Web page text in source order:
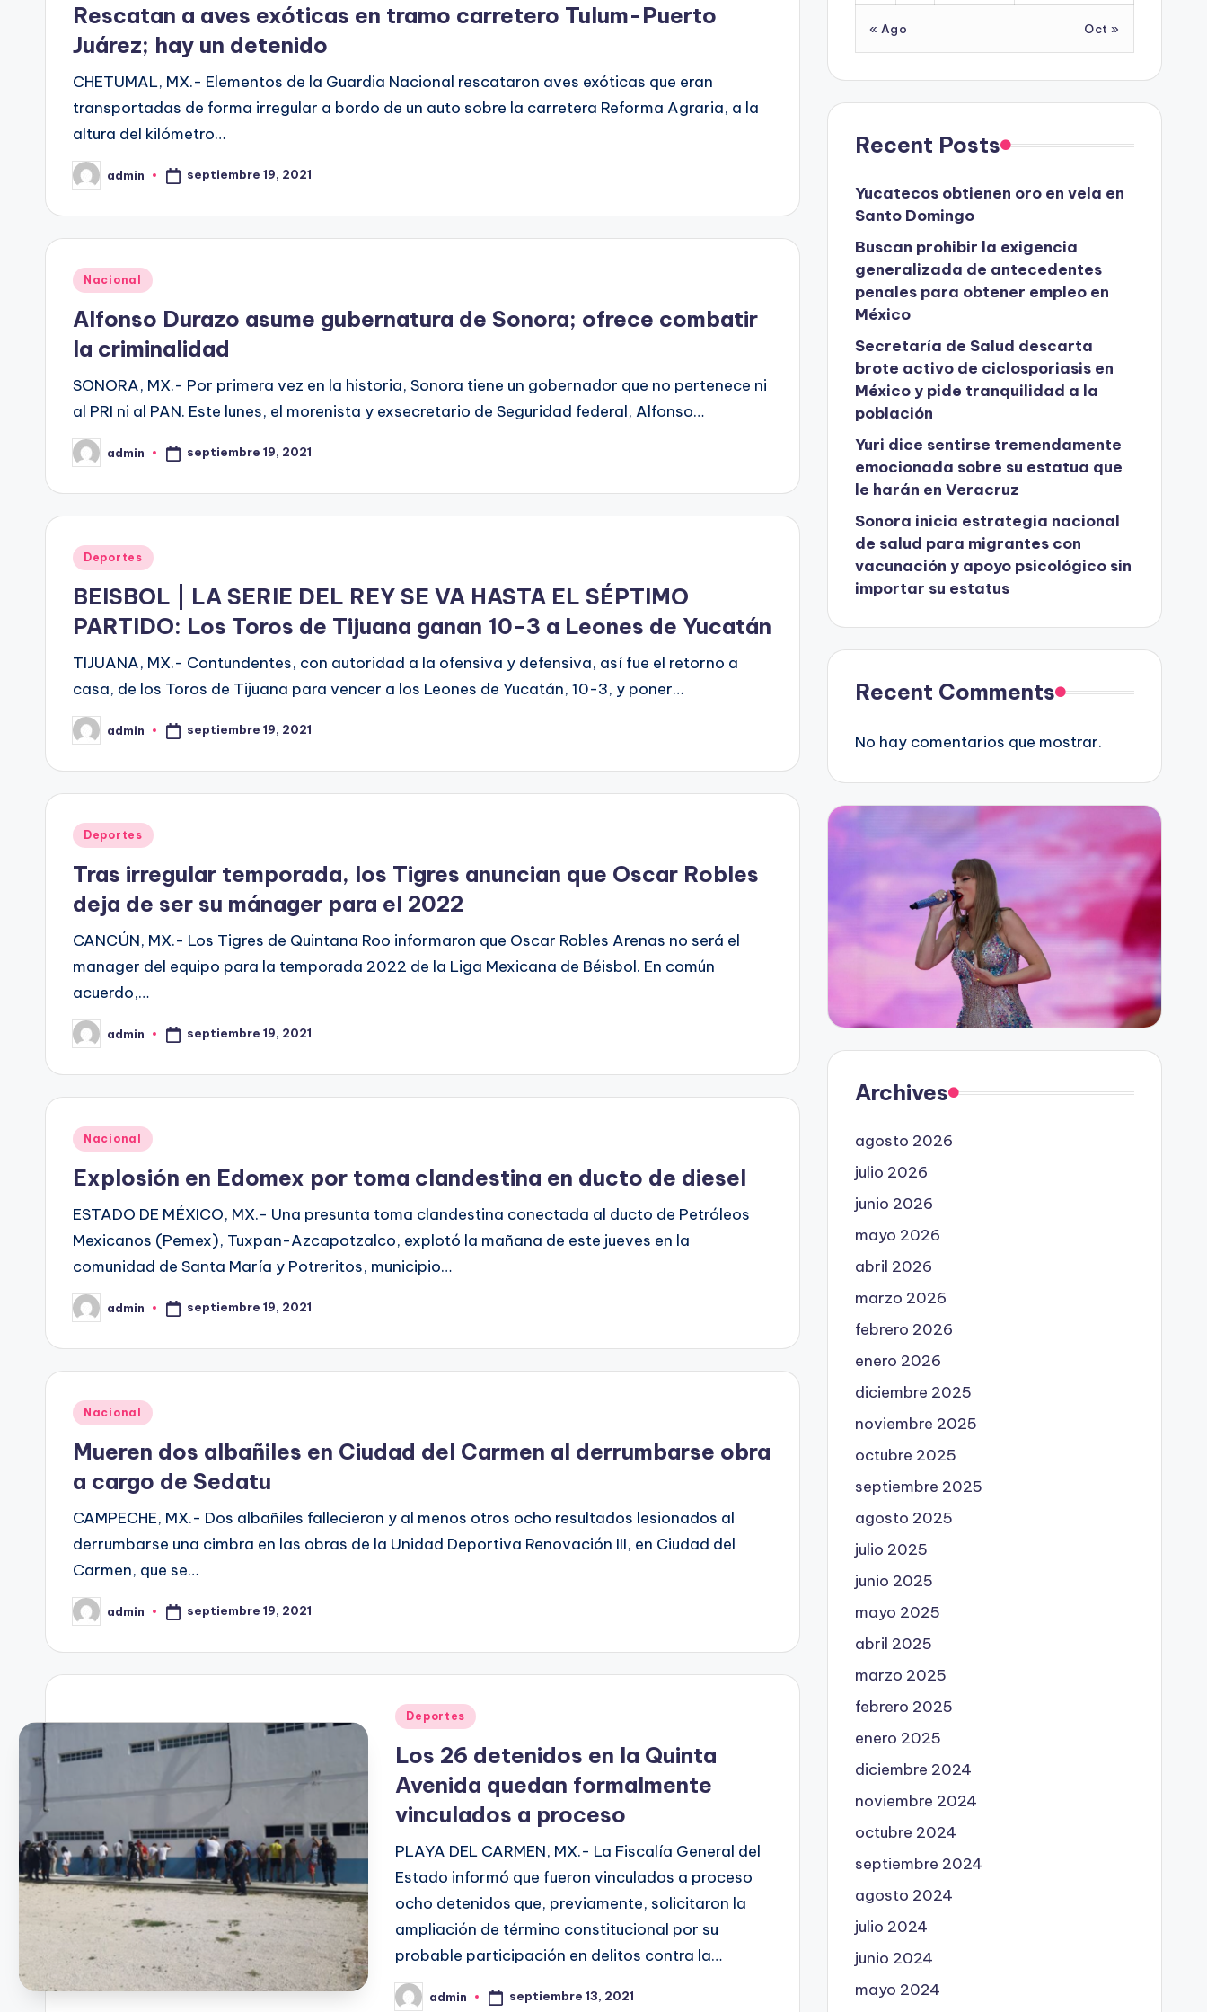
Rescatan a aves exóticas en tramo carretero Tulum-Puerto
Juárez; hay un detenido
CHETUMAL, MX.- Elementos de la Guardia Nacional rescataron aves exóticas que eran
transportadas de forma irregular a bordo de un auto sobre la carretera Reforma Agraria, a la
altura del kilómetro…
Publicado
por
admin septiembre 19, 2021
Publicado
Nacional
Alfonso Durazo asume gubernatura de Sonora; ofrece combatir
la criminalidad
SONORA, MX.- Por primera vez en la historia, Sonora tiene un gobernador que no pertenece ni
al PRI ni al PAN. Este lunes, el morenista y exsecretario de Seguridad federal, Alfonso…
Publicado
por
admin septiembre 19, 2021
Publicado
Deportes
BEISBOL | LA SERIE DEL REY SE VA HASTA EL SÉPTIMO
PARTIDO: Los Toros de Tijuana ganan 10-3 a Leones de Yucatán
TIJUANA, MX.- Contundentes, con autoridad a la ofensiva y defensiva, así fue el retorno a
casa, de los Toros de Tijuana para vencer a los Leones de Yucatán, 10-3, y poner…
Publicado
por
admin septiembre 19, 2021
Publicado
Deportes
Tras irregular temporada, los Tigres anuncian que Oscar Robles
deja de ser su mánager para el 2022
CANCÚN, MX.- Los Tigres de Quintana Roo informaron que Oscar Robles Arenas no será el
manager del equipo para la temporada 2022 de la Liga Mexicana de Béisbol. En común
acuerdo,…
Publicado
por
admin septiembre 19, 2021
Publicado
Nacional
Explosión en Edomex por toma clandestina en ducto de diesel
ESTADO DE MÉXICO, MX.- Una presunta toma clandestina conectada al ducto de Petróleos
Mexicanos (Pemex), Tuxpan-Azcapotzalco, explotó la mañana de este jueves en la
comunidad de Santa María y Potreritos, municipio…
Publicado
por
admin septiembre 19, 2021
Publicado
Nacional
Mueren dos albañiles en Ciudad del Carmen al derrumbarse obra
a cargo de Sedatu
CAMPECHE, MX.- Dos albañiles fallecieron y al menos otros ocho resultados lesionados al
derrumbarse una cimbra en las obras de la Unidad Deportiva Renovación III, en Ciudad del
Carmen, que se…
Publicado
por
admin septiembre 19, 2021
Publicado
Deportes
Los 26 detenidos en la Quinta
Avenida quedan formalmente
vinculados a proceso
PLAYA DEL CARMEN, MX.- La Fiscalía General del
Estado informó que fueron vinculados a proceso
ocho detenidos que, previamente, solicitaron la
ampliación de término constitucional por su
probable participación en delitos contra la…
Publicado
admin septiembre 13, 2021
« Ago Oct »
Recent Posts
Yucatecos obtienen oro en vela en
Santo Domingo
Buscan prohibir la exigencia
generalizada de antecedentes
penales para obtener empleo en
México
Secretaría de Salud descarta
brote activo de ciclosporiasis en
México y pide tranquilidad a la
población
Yuri dice sentirse tremendamente
emocionada sobre su estatua que
le harán en Veracruz
Sonora inicia estrategia nacional
de salud para migrantes con
vacunación y apoyo psicológico sin
importar su estatus
Recent Comments
No hay comentarios que mostrar.
Archives
agosto 2026
julio 2026
junio 2026
mayo 2026
abril 2026
marzo 2026
febrero 2026
enero 2026
diciembre 2025
noviembre 2025
octubre 2025
septiembre 2025
agosto 2025
julio 2025
junio 2025
mayo 2025
abril 2025
marzo 2025
febrero 2025
enero 2025
diciembre 2024
noviembre 2024
octubre 2024
septiembre 2024
agosto 2024
julio 2024
junio 2024
mayo 2024